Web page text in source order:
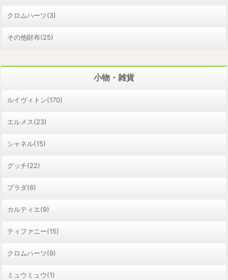
クロムハーツ(3)
その他財布(25)
小物・雑貨
ルイヴィトン(170)
エルメス(23)
シャネル(15)
グッチ(22)
プラダ(6)
カルティエ(9)
ティファニー(15)
クロムハーツ(9)
ミュウミュウ(1)